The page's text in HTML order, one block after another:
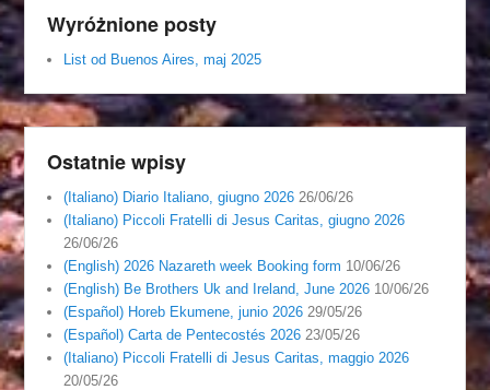
Wyróżnione posty
List od Buenos Aires, maj 2025
Ostatnie wpisy
(Italiano) Diario Italiano, giugno 2026 26/06/26
(Italiano) Piccoli Fratelli di Jesus Caritas, giugno 2026
26/06/26
(English) 2026 Nazareth week Booking form 10/06/26
(English) Be Brothers Uk and Ireland, June 2026 10/06/26
(Español) Horeb Ekumene, junio 2026 29/05/26
(Español) Carta de Pentecostés 2026 23/05/26
(Italiano) Piccoli Fratelli di Jesus Caritas, maggio 2026
20/05/26